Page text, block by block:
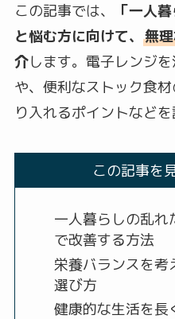
この記事では、
「一人
と悩む方に向けて、 無
介します。電子レンジ
や、便利なストック食
り入れるポイントなどを
この記事を
一人暮らしの乱れ
で改善する方法
栄養バランスを考
選び方
健康的な生活を長